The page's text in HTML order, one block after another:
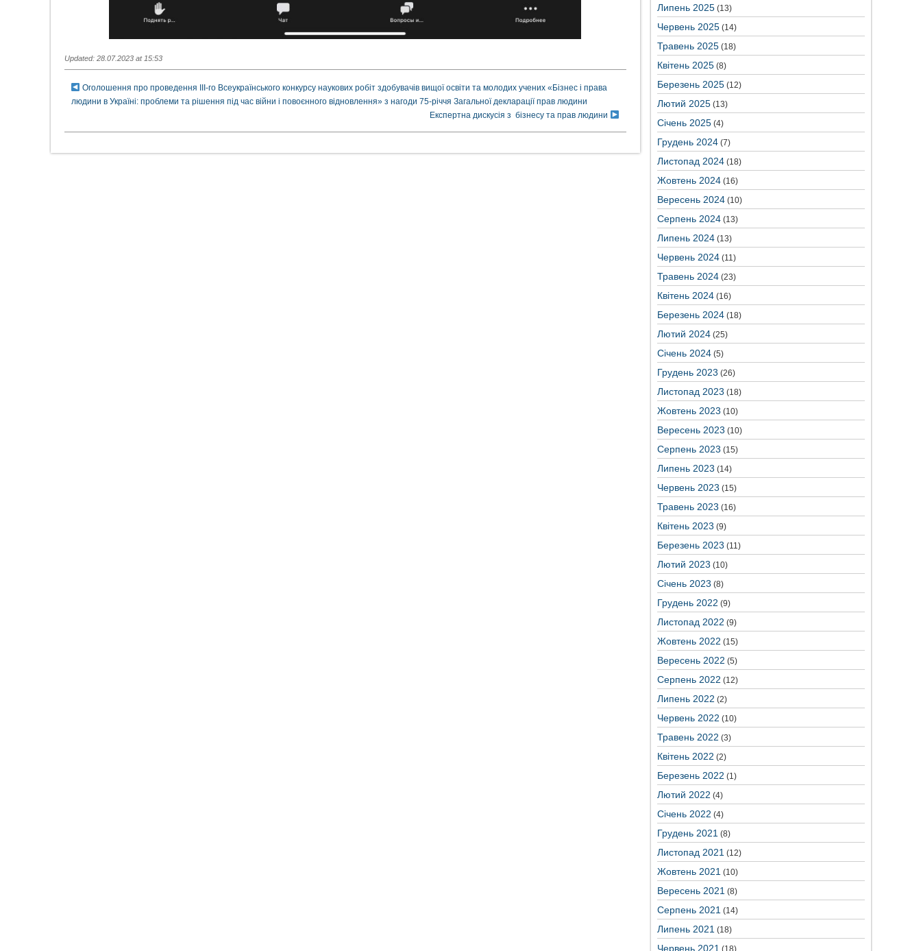
Updated: 28.07.2023 at 15:53
Оголошення про проведення ІІІ-го Всеукраїнського конкурсу наукових робіт здобувачів вищої освіти та молодих учених «Бізнес і права
людини в Україні: проблеми та рішення під час війни і повоєнного відновлення» з нагоди 75-річчя Загальної декларації прав людини
Експертна дискусія з бізнесу та прав людини
Липень 2025(13)
Червень 2025(14)
Травень 2025(18)
Квітень 2025(8)
Березень 2025(12)
Лютий 2025(13)
Січень 2025(4)
Грудень 2024(7)
Листопад 2024(18)
Жовтень 2024(16)
Вересень 2024(10)
Серпень 2024(13)
Липень 2024(13)
Червень 2024(11)
Травень 2024(23)
Квітень 2024(16)
Березень 2024(18)
Лютий 2024(25)
Січень 2024(5)
Грудень 2023 (26)
Листопад 2023 (18)
Жовтень 2023 (10)
Вересень 2023 (10)
Серпень 2023 (15)
Липень 2023 (14)
Червень 2023 (15)
Травень 2023 (16)
Квітень 2023 (9)
Березень 2023 (11)
Лютий 2023 (10)
Січень 2023 (8)
Грудень 2022 (9)
Листопад 2022 (9)
Жовтень 2022 (15)
Вересень 2022 (5)
Серпень 2022 (12)
Липень 2022 (2)
Червень 2022 (10)
Травень 2022 (3)
Квітень 2022 (2)
Березень 2022 (1)
Лютий 2022 (4)
Січень 2022 (4)
Грудень 2021(8)
Листопад 2021(12)
Жовтень 2021(10)
Вересень 2021(8)
Серпень 2021(14)
Липень 2021(18)
Червень 2021 (18)